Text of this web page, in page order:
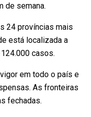
de semana.
24 províncias mais
está localizada a
casos.
em todo o país e
As fronteiras
fechadas.